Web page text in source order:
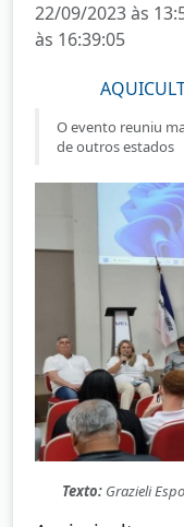
22/09/2023 às
às 16:39:05
O evento reuniu
de outros estados
Texto: Grazieli